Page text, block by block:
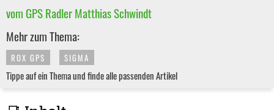
vom GPS Radler Matthias Schwindt
Mehr zum Thema:
ROX GPS SIGMA
Tippe auf ein Thema und finde alle passenden Artikel